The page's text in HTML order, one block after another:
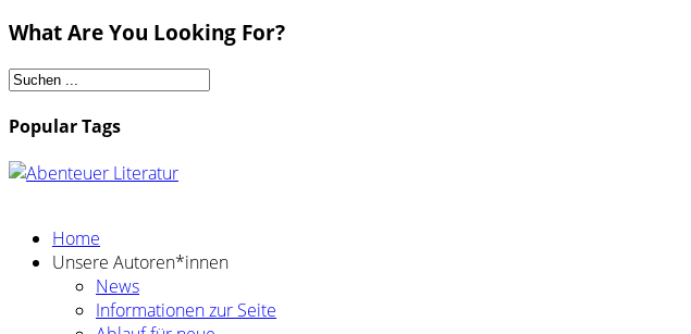
What Are You Looking For?
Popular Tags
Home
Unsere Autoren*innen
News
Informationen zur Seite